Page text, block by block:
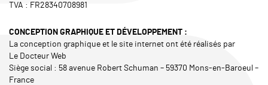
TVA : FR28340708981
CONCEPTION GRAPHIQUE ET DÉVELOPPEMENT :
La conception graphique et le site internet ont été réalisés par
Le Docteur Web
Siège social : 58 avenue Robert Schuman – 59370 Mons-en-Baroeul –
France